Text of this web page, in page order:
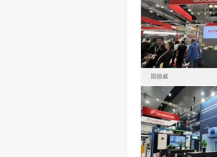
中國遠洋海運
德國
面積
固德威
固德
墨爾
面積